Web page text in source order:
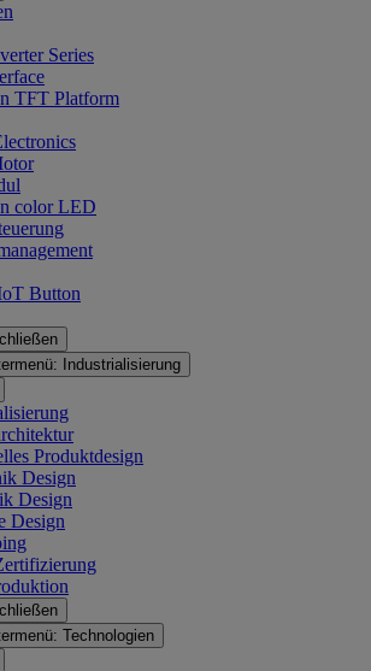
Series
TFT Platform
color LED
Button
Industrialisierung
Produktdesign
Design
Design
Design
Technologien